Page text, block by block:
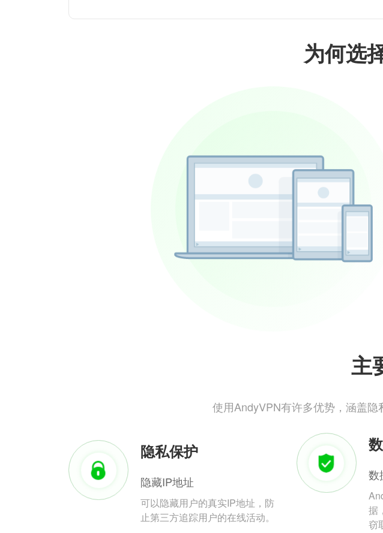
为何选
主
使用AndyVPN有许多优势，涵盖
隐私保护
隐藏IP地址
可以隐藏用户的真实IP地址，防
止第三方追踪用户的在线活动。
数
据
窃